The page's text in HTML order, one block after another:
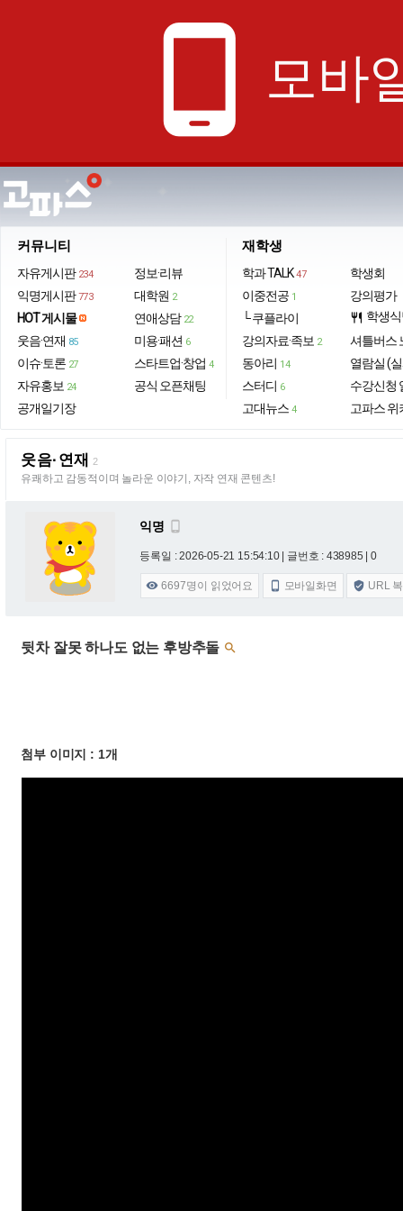
phone_android 모바
커뮤니티
자유게시판 234
익명게시판 773
HOT 게시물
웃음·연재 85
이슈·토론 27
자유홍보 24
공개일기장
정보·리뷰
대학원 2
연애상담 22
미용·패션 6
스타트업·창업 4
공식 오픈채팅
재학생
학과 TALK 47
이중전공 1
└ 쿠플라이
강의자료·족보 2
동아리 14
스터디 6
고대뉴스 4
학생회
강의평가
restaurant 학생
셔틀버스
열람실 (
수강신청
고파스 위
웃음·연재 2
유쾌하고 감동적이며 놀라운 이야기, 자작 연재 콘텐츠!
익명 
등록일 : 2026-05-21 15:54:10 | 글번호 : 438985 | 0
 6697명이 읽었어요  모바일화면  URL
뒷차 잘못 하나도 없는 후방추돌 
첨부 이미지 : 1개